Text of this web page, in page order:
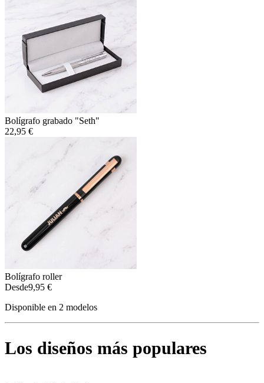
Bolígrafo grabado "Seth"
22,95 €
Bolígrafo roller
Desde9,95 €
Disponible en 2 modelos
Los diseños más populares